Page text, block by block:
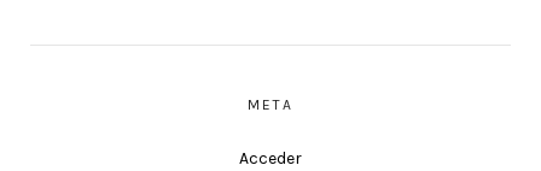
META
Acceder